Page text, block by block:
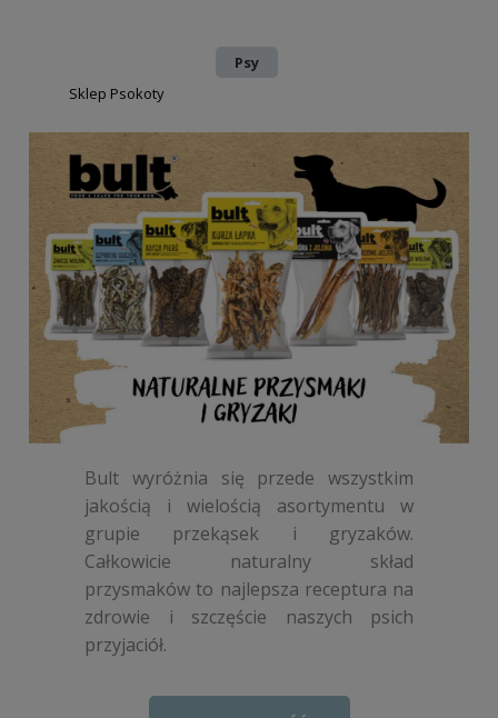
Psy
Sklep Psokoty
Bult wyróżnia się przede wszystkim
jakością i wielością asortymentu w
grupie przekąsek i gryzaków.
Całkowicie naturalny skład
przysmaków to najlepsza receptura na
zdrowie i szczęście naszych psich
przyjaciół.